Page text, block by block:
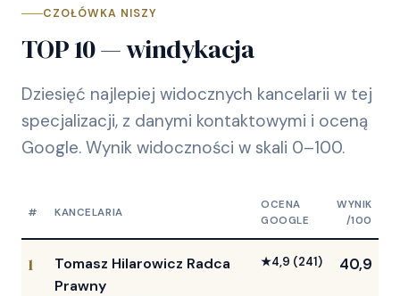
CZOŁÓWKA NISZY
TOP 10 — windykacja
Dziesięć najlepiej widocznych kancelarii w tej
specjalizacji, z danymi kontaktowymi i oceną
Google. Wynik widoczności w skali 0–100.
# KANCELARIA
OCENA
GOOGLE
WYNIK
/100
1
Tomasz Hilarowicz ️Radca
Prawny
★4,9 (241) 40,9